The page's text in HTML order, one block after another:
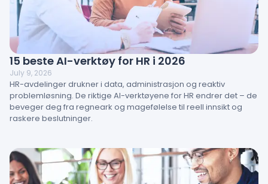
15 beste AI-verktøy for HR i 2026
July 9, 2026
HR-avdelinger drukner i data, administrasjon og reaktiv
problemløsning. De riktige AI-verktøyene for HR endrer det – de
beveger deg fra regneark og magefølelse til reell innsikt og
raskere beslutninger.